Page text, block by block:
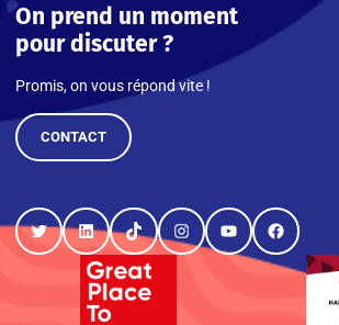
On prend un moment
pour discuter ?
Promis, on vous répond vite !
CONTACT
TwitterLinkedInTikTokInstagram
YouTubeFacebook